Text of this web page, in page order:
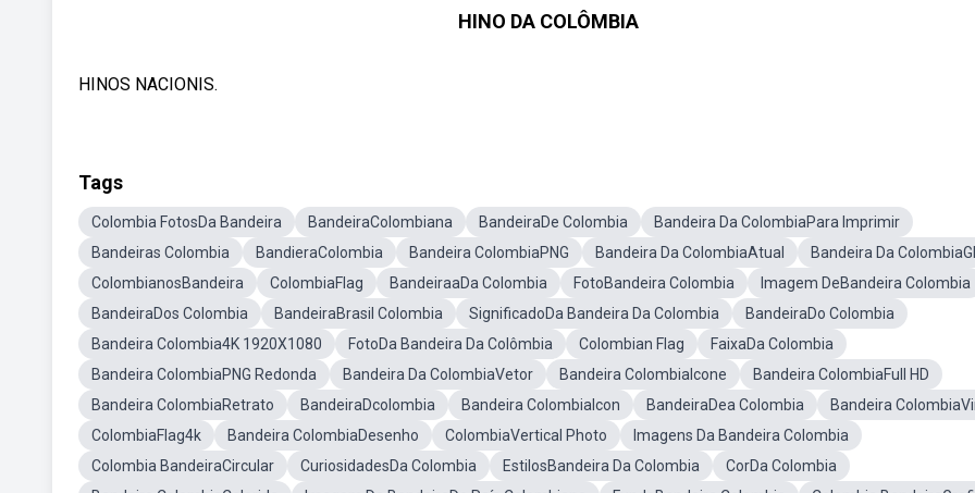
HINO DA COLÔMBIA
HINOS NACIONIS.
Tags
Colombia FotosDa Bandeira BandeiraColombiana BandeiraDe Colombia
Bandeira Da ColombiaPara Imprimir
Bandeiras Colombia
BandieraColombia Bandeira ColombiaPNG Bandeira Da ColombiaAtual
Bandeira Da
ColombianosBandeira
ColombiaFlag BandeiraaDa Colombia FotoBandeira Colombia
Imagem DeBandeira Colombia
BandeiraDos Colombia
BandeiraBrasil Colombia SignificadoDa Bandeira Da Colombia
BandeiraDo Colombia
Bandeira Colombia4K 1920X1080
FotoDa Bandeira Da Colômbia Colombian Flag
FaixaDa Colombia
Bandeira ColombiaPNG Redonda
Bandeira Da ColombiaVetor Bandeira ColombiaIcone
Bandeira ColombiaFull HD
Bandeira ColombiaRetrato
BandeiraDcolombia Bandeira ColombiaIcon BandeiraDea Colombia
Bandeira
ColombiaFlag4k
Bandeira ColombiaDesenho ColombiaVertical Photo
Imagens Da Bandeira Colombia
Colombia BandeiraCircular
CuriosidadesDa Colombia EstilosBandeira Da Colombia
CorDa Colombia